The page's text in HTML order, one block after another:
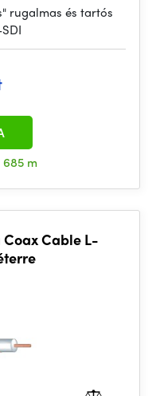
rugalmas és tartós
685 m
Cable L-